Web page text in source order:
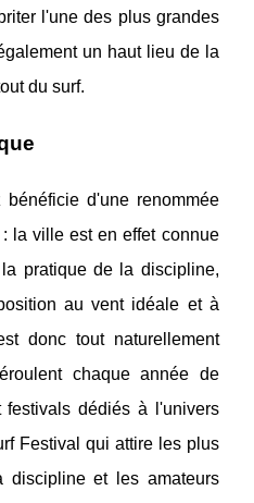
l'une des plus grandes
un haut lieu de la
du surf.
d'une renommée
la ville est en effet connue
pratique de la discipline,
au vent idéale et à
donc tout naturellement
chaque année de
festivals dédiés à l'univers
Festival qui attire les plus
discipline et les amateurs